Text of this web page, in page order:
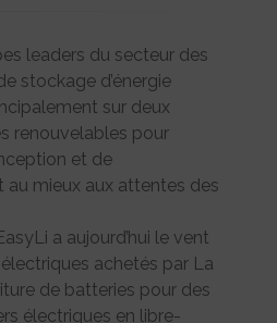
leaders du secteur des
stockage d’énergie
sur deux
renouvelables pour
et de
au mieux aux attentes des
a aujourd’hui le vent
achetés par La
de batteries pour des
électriques en libre-